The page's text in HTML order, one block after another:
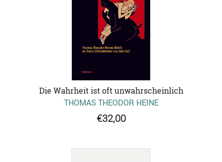
Die Wahrheit ist oft unwahrscheinlich
THOMAS THEODOR HEINE
€32,00